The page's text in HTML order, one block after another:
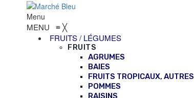
Menu
MENU ≡ ╳
FRUITS / LÉGUMES
FRUITS
AGRUMES
BAIES
FRUITS TROPICAUX, AUTRES
POMMES
RAISINS